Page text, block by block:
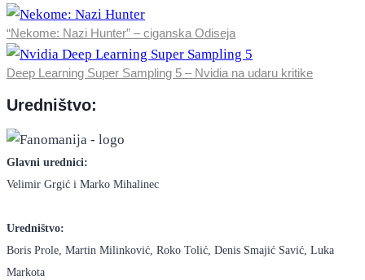
“Nekome: Nazi Hunter” – ciganska Odiseja
Deep Learning Super Sampling 5 – Nvidia na udaru kritike
Uredništvo:
Glavni urednici:
Velimir Grgić i Marko Mihalinec
Uredništvo:
Boris Prole, Martin Milinković, Roko Tolić, Denis Smajić Savić, Luka
Markota